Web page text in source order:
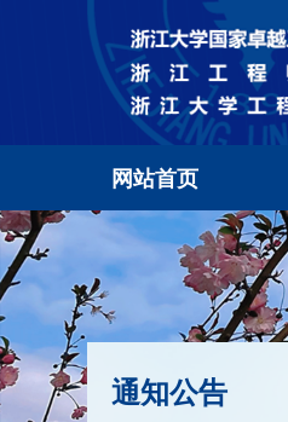
网站首页
通知公告